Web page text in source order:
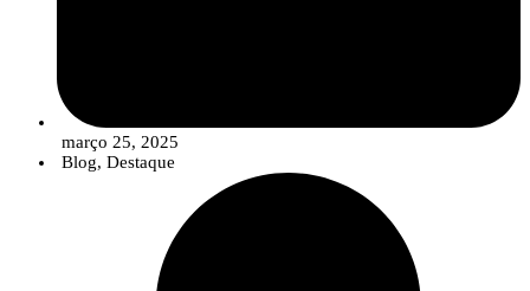
março 25, 2025
Blog, Destaque